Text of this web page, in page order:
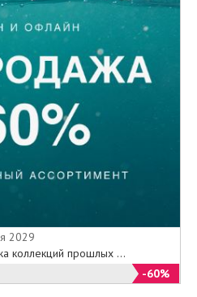
2029
коллекций прошлых ...
-60%